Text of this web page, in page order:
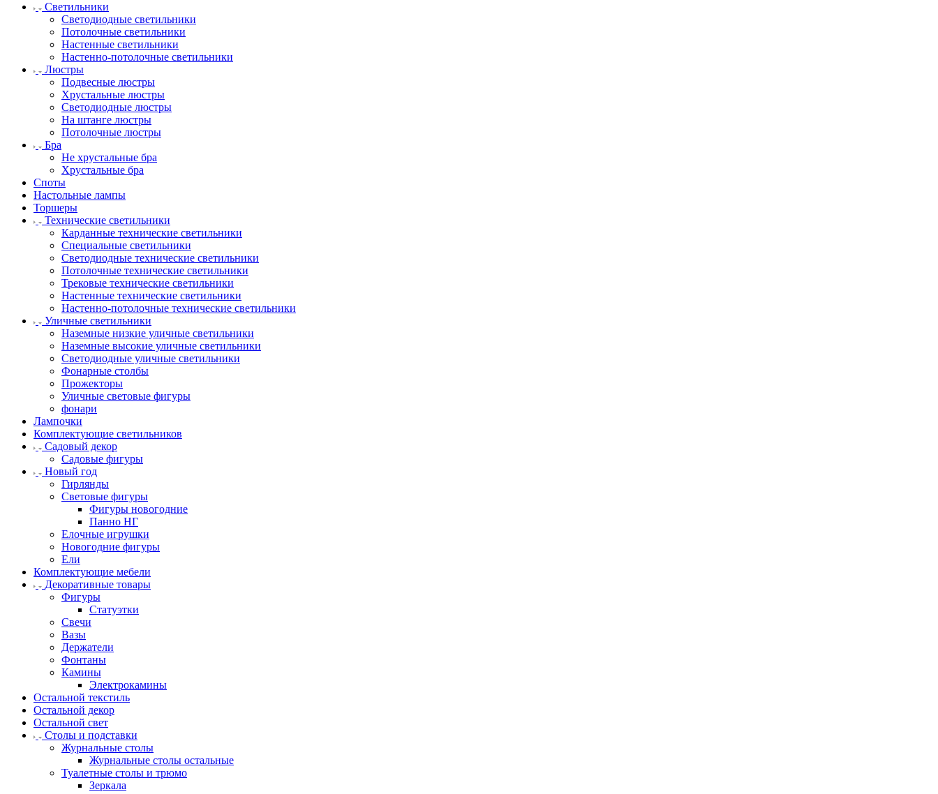
Светильники
Светодиодные светильники
Потолочные светильники
Настенные светильники
Настенно-потолочные светильники
Люстры
Подвесные люстры
Хрустальные люстры
Светодиодные люстры
На штанге люстры
Потолочные люстры
Бра
Не хрустальные бра
Хрустальные бра
Споты
Настольные лампы
Торшеры
Технические светильники
Карданные технические светильники
Специальные светильники
Светодиодные технические светильники
Потолочные технические светильники
Трековые технические светильники
Настенные технические светильники
Настенно-потолочные технические светильники
Уличные светильники
Наземные низкие уличные светильники
Наземные высокие уличные светильники
Светодиодные уличные светильники
Фонарные столбы
Прожекторы
Уличные световые фигуры
фонари
Лампочки
Комплектующие светильников
Садовый декор
Садовые фигуры
Новый год
Гирлянды
Световые фигуры
Фигуры новогодние
Панно НГ
Елочные игрушки
Новогодние фигуры
Ели
Комплектующие мебели
Декоративные товары
Фигуры
Статуэтки
Свечи
Вазы
Держатели
Фонтаны
Камины
Электрокамины
Остальной текстиль
Остальной декор
Остальной свет
Столы и подставки
Журнальные столы
Журнальные столы остальные
Туалетные столы и трюмо
Зеркала